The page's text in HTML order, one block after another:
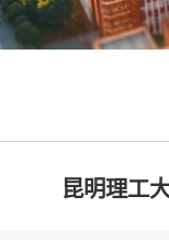
昆明理工